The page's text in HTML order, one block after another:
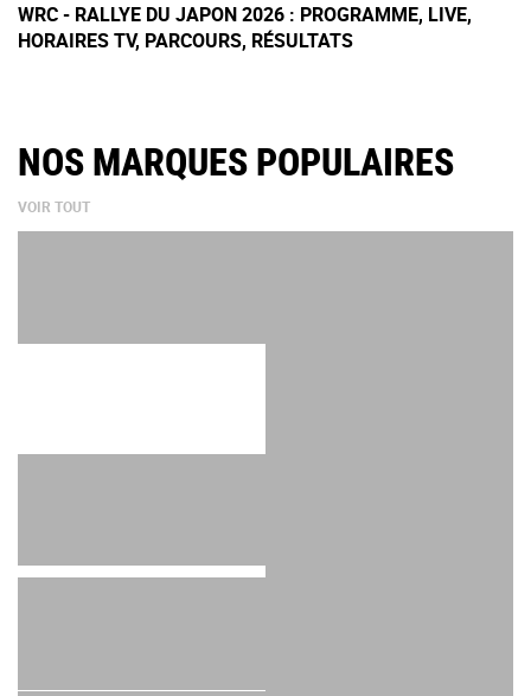
WRC - RALLYE DU JAPON 2026 : PROGRAMME, LIVE,
HORAIRES TV, PARCOURS, RÉSULTATS
NOS MARQUES POPULAIRES
VOIR TOUT